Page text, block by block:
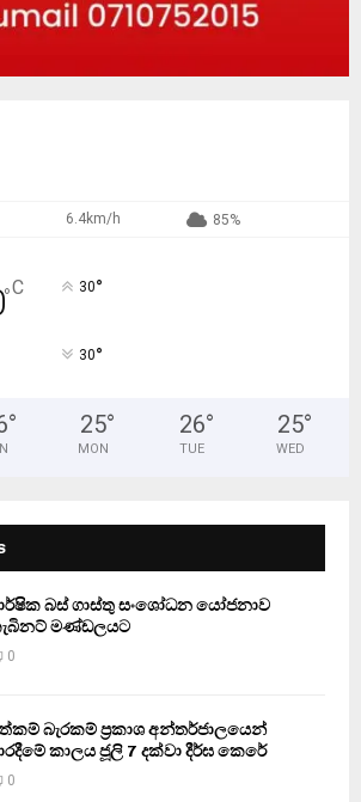
6.4km/h 85%
°C 30°
30°
° 25°
MON
26°
TUE
25°
WED
බස් ගාස්තු සංශෝධන යෝජනාව
මණ්ඩලයට
0
බැරකම් ප්‍රකාශ අන්තර්ජාලයෙන්
කාලය ජූලි 7 දක්වා දීර්ඝ කෙරේ
0